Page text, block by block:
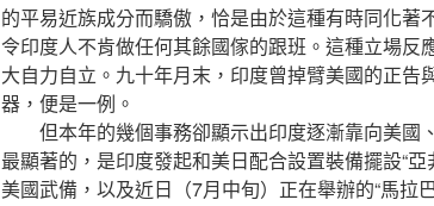
的平易近族成分而驕傲，恰是由於這種有時同化著
令印度人不肯做任何其餘國傢的跟班。這種立場反
大自力自立。九十年月末，印度曾掉臂美國的正告
器，便是一例。
但本年的幾個事務卻顯示出印度逐漸靠向美國
最顯著的，是印度發起和美日配合設置裝備擺設“亞
美國武備，以及近日（7月中旬）正在舉辦的“馬拉